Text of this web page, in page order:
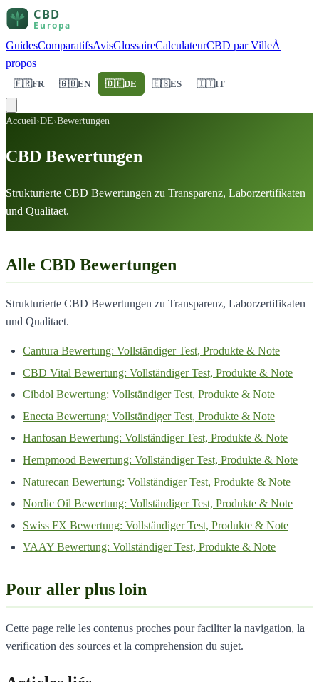
GuidesComparatifsAvisGlossaireCalculateurCBD par VilleÀ
propos
🇫🇷FR 🇬🇧EN 🇩🇪DE 🇪🇸ES 🇮🇹IT
Accueil›DE›Bewertungen
CBD Bewertungen
Strukturierte CBD Bewertungen zu Transparenz, Laborzertifikaten
und Qualitaet.
Alle CBD Bewertungen
Strukturierte CBD Bewertungen zu Transparenz, Laborzertifikaten
und Qualitaet.
Cantura Bewertung: Vollständiger Test, Produkte & Note
CBD Vital Bewertung: Vollständiger Test, Produkte & Note
Cibdol Bewertung: Vollständiger Test, Produkte & Note
Enecta Bewertung: Vollständiger Test, Produkte & Note
Hanfosan Bewertung: Vollständiger Test, Produkte & Note
Hempmood Bewertung: Vollständiger Test, Produkte & Note
Naturecan Bewertung: Vollständiger Test, Produkte & Note
Nordic Oil Bewertung: Vollständiger Test, Produkte & Note
Swiss FX Bewertung: Vollständiger Test, Produkte & Note
VAAY Bewertung: Vollständiger Test, Produkte & Note
Pour aller plus loin
Cette page relie les contenus proches pour faciliter la navigation, la
verification des sources et la comprehension du sujet.